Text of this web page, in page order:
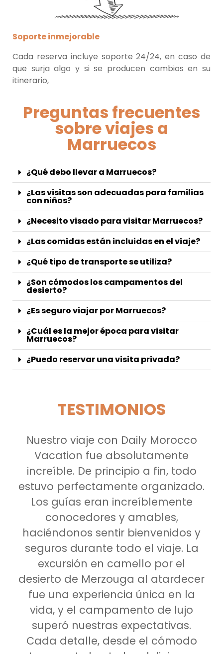
Soporte inmejorable
Cada reserva incluye soporte 24/24, en caso de
que surja algo y si se producen cambios en su
itinerario,
Preguntas frecuentes
sobre viajes a
Marruecos
¿Qué debo llevar a Marruecos?
¿Las visitas son adecuadas para familias
con niños?
¿Necesito visado para visitar Marruecos?
¿Las comidas están incluidas en el viaje?
¿Qué tipo de transporte se utiliza?
¿Son cómodos los campamentos del
desierto?
¿Es seguro viajar por Marruecos?
¿Cuál es la mejor época para visitar
Marruecos?
¿Puedo reservar una visita privada?
TESTIMONIOS
Nuestro viaje con Daily Morocco
Vacation fue absolutamente
increíble. De principio a fin, todo
estuvo perfectamente organizado.
Los guías eran increíblemente
conocedores y amables,
haciéndonos sentir bienvenidos y
seguros durante todo el viaje. La
excursión en camello por el
desierto de Merzouga al atardecer
fue una experiencia única en la
vida, y el campamento de lujo
superó nuestras expectativas.
Cada detalle, desde el cómodo